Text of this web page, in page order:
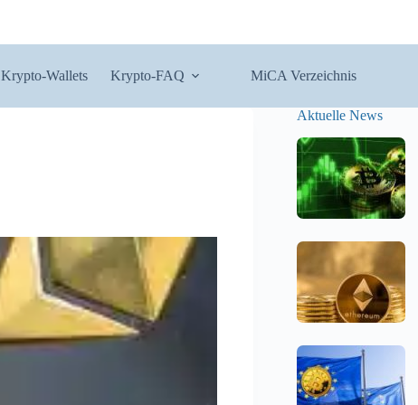
Krypto-Wallets Krypto-FAQ MiCA Verzeichnis
Aktuelle News